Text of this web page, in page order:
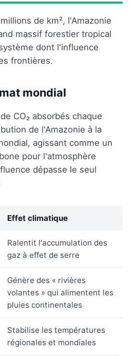
de km², l'Amazonie
massif forestier tropical
dont l'influence
frontières.
mondial
CO₂ absorbés chaque
de l'Amazonie à la
agissant comme un
pour l'atmosphère
dépasse le seul
Effet climatique
Ralentit l'accumulation des
gaz à effet de serre
Génère des « rivières
volantes » qui alimentent les
pluies continentales
Stabilise les températures
régionales et mondiales